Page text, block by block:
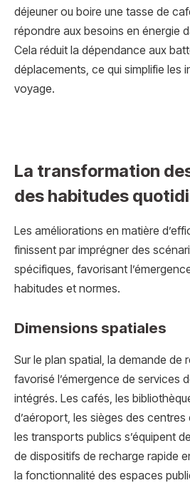
déjeuner ou boire une tasse de
répondre aux besoins en énergie
Cela réduit la dépendance aux
déplacements, ce qui simplifie les
voyage.
La transformation
des habitudes
Les améliorations en matière
finissent par imprégner des
spécifiques, favorisant
habitudes et normes.
Dimensions spatiales
Sur le plan spatial, la demande de
favorisé l’émergence de services
intégrés. Les cafés, les
d’aéroport, les sièges des
les transports publics s’équipent
de dispositifs de recharge rapide
la fonctionnalité des espaces